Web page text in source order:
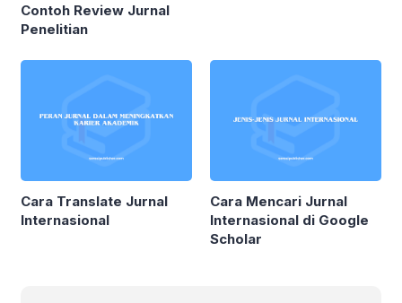
Contoh Review Jurnal
Penelitian
Cara Translate Jurnal
Internasional
Cara Mencari Jurnal
Internasional di Google
Scholar